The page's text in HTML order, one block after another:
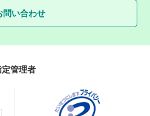
問い合わせ
定管理者